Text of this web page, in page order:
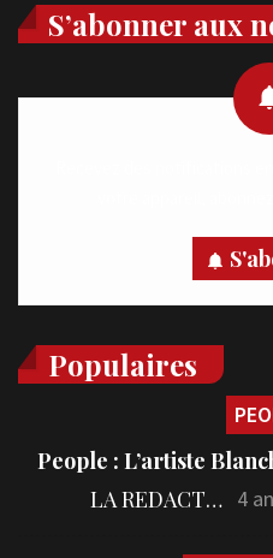
S’abonner aux
Populaires
People : L’artiste
LA REDACTION 4